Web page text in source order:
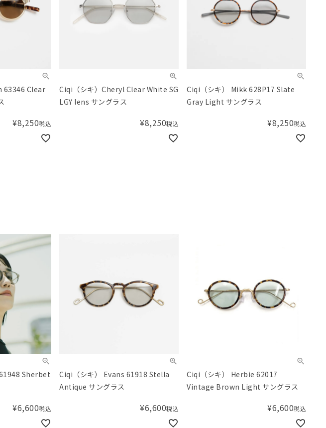
63346 Clear
¥8,250税込
Ciqi（シキ）Cheryl Clear White SG
LGY lens サングラス
¥8,250税込
Ciqi（シキ） Mikk 628P17 Slate
Gray Light サングラス
¥8,250税込
Sherbet
¥6,600税込
Ciqi（シキ） Evans 61918 Stella
Antique サングラス
¥6,600税込
Ciqi（シキ） Herbie 62017
Vintage Brown Light サングラス
¥6,600税込